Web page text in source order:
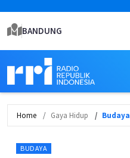
BANDUNG
Home Gaya Hidup Budaya
BUDAYA